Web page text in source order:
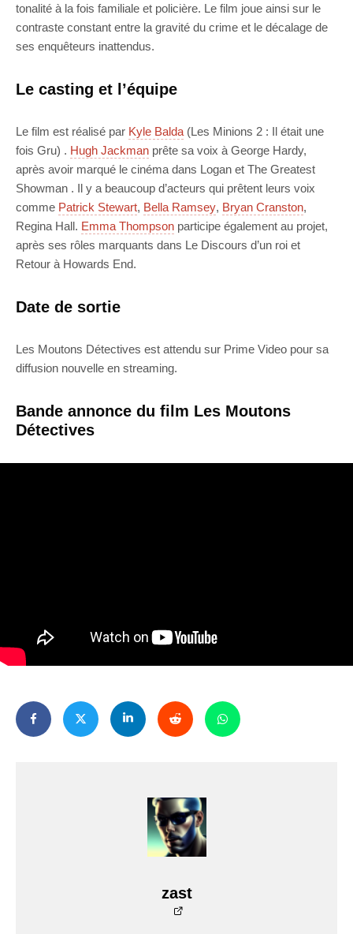
tonalité à la fois familiale et policière. Le film joue ainsi sur le
contraste constant entre la gravité du crime et le décalage de
ses enquêteurs inattendus.
Le casting et l’équipe
Le film est réalisé par Kyle Balda (Les Minions 2 : Il était une
fois Gru) . Hugh Jackman prête sa voix à George Hardy,
après avoir marqué le cinéma dans Logan et The Greatest
Showman . Il y a beaucoup d’acteurs qui prêtent leurs voix
comme Patrick Stewart, Bella Ramsey, Bryan Cranston,
Regina Hall. Emma Thompson participe également au projet,
après ses rôles marquants dans Le Discours d’un roi et
Retour à Howards End.
Date de sortie
Les Moutons Détectives est attendu sur Prime Video pour sa
diffusion nouvelle en streaming.
Bande annonce du film Les Moutons
Détectives
zast